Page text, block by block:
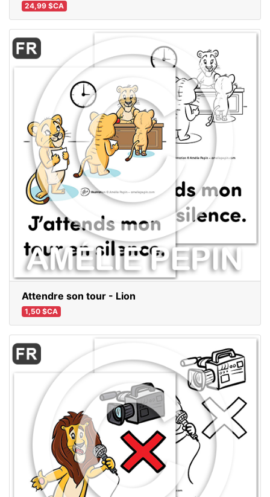
24,99 $CA
Attendre son tour - Lion
1,50 $CA